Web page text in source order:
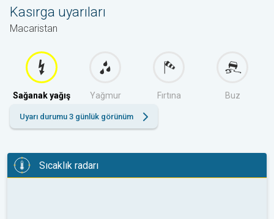
Kasırga uyarıları
Macaristan
Sağanak yağış Yağmur Fırtına Buz
Uyarı durumu 3 günlük görünüm
Sıcaklık radarı